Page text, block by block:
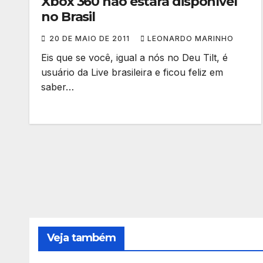
no Brasil
20 DE MAIO DE 2011 LEONARDO MARINHO
Eis que se você, igual a nós no Deu Tilt, é
usuário da Live brasileira e ficou feliz em
saber…
Veja também